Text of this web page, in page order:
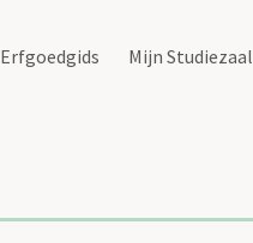
Erfgoedgids Mijn Studiezaal